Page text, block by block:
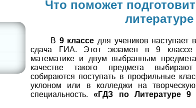
Что поможет
литературе
В 9 классе для учеников
сдача ГИА. Этот экзамен в 9 классе
математике и двум выбранным
качестве такого предмета
собираются поступать в профильные
уклоном или в колледжи на творческую
специальность.«ГДЗ по Литературе